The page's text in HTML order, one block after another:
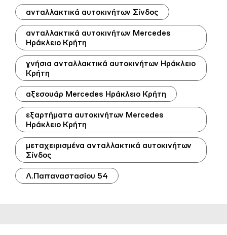
ανταλλακτικά αυτοκινήτων Σίνδος
ανταλλακτικά αυτοκινήτων Mercedes
Ηράκλειο Κρήτη
γνήσια ανταλλακτικά αυτοκινήτων Ηράκλειο
Κρήτη
αξεσουάρ Mercedes Ηράκλειο Κρήτη
εξαρτήματα αυτοκινήτων Mercedes
Ηράκλειο Κρήτη
μεταχειρισμένα ανταλλακτικά αυτοκινήτων
Σίνδος
Λ.Παπαναστασίου 54